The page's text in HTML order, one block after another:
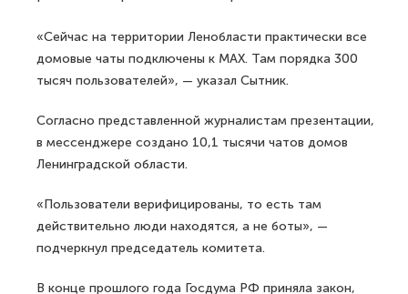
«Сейчас на территории Ленобласти практически все
домовые чаты подключены к MAX. Там порядка 300
тысяч пользователей», — указал Сытник.
Согласно представленной журналистам презентации,
в мессенджере создано 10,1 тысячи чатов домов
Ленинградской области.
«Пользователи верифицированы, то есть там
действительно люди находятся, а не боты», —
подчеркнул председатель комитета.
В конце прошлого года Госдума РФ приняла закон,